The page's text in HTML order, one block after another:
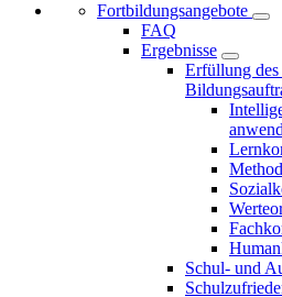
Fortbildungsangebote
FAQ
Ergebnisse
Erfüllung
Schul- und